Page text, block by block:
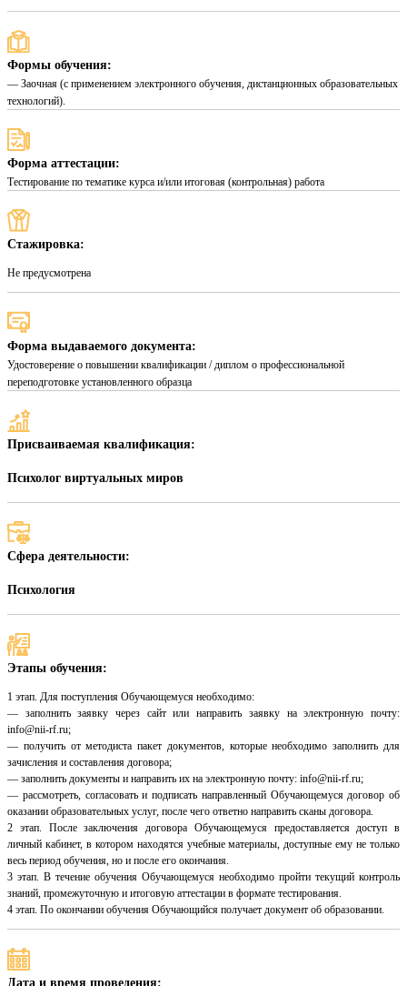
Формы обучения:
— Заочная (с применением электронного обучения, дистанционных образовательных
технологий).
Форма аттестации:
Тестирование по тематике курса и/или итоговая (контрольная) работа
Стажировка:
Не предусмотрена
Форма выдаваемого документа:
Удостоверение о повышении квалификации / диплом о профессиональной
переподготовке установленного образца
Присваиваемая квалификация:
Психолог виртуальных миров
Сфера деятельности:
Психология
Этапы обучения:
1 этап. Для поступления Обучающемуся необходимо:
— заполнить заявку через сайт или направить заявку на электронную почту:
info@nii-rf.ru;
— получить от методиста пакет документов, которые необходимо заполнить для
зачисления и составления договора;
— заполнить документы и направить их на электронную почту: info@nii-rf.ru;
— рассмотреть, согласовать и подписать направленный Обучающемуся договор об
оказании образовательных услуг, после чего ответно направить сканы договора.
2 этап. После заключения договора Обучающемуся предоставляется доступ в
личный кабинет, в котором находятся учебные материалы, доступные ему не только
весь период обучения, но и после его окончания.
3 этап. В течение обучения Обучающемуся необходимо пройти текущий контроль
знаний, промежуточную и итоговую аттестации в формате тестирования.
4 этап. По окончании обучения Обучающийся получает документ об образовании.
Дата и время проведения: